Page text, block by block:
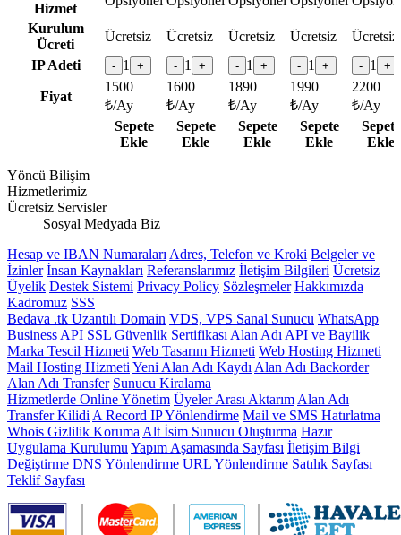
Hizmet
Kurulum
Ücreti
Ücretsiz Ücretsiz Ücretsiz Ücretsiz
Ücretsiz
IP Adeti
- 1 + - 1 + - 1 + - 1 + - 1 +
Fiyat
1500
₺/Ay
1600
₺/Ay
1890
₺/Ay
1990
₺/Ay
2200
₺/Ay
Sepete
Ekle
Sepete
Ekle
Sepete
Ekle
Sepete
Ekle
Sepete
Ekle
Yöncü Bilişim
Hizmetlerimiz
Ücretsiz Servisler
Sosyal Medyada Biz
Hesap ve IBAN Numaraları Adres, Telefon ve Kroki Belgeler ve
İzinler İnsan Kaynakları Referanslarımız İletişim Bilgileri Ücretsiz
Üyelik Destek Sistemi Privacy Policy Sözleşmeler Hakkımızda
Kadromuz SSS
Bedava .tk Uzantılı Domain VDS, VPS Sanal Sunucu WhatsApp
Business API SSL Güvenlik Sertifikası Alan Adı API ve Bayilik
Marka Tescil Hizmeti Web Tasarım Hizmeti Web Hosting Hizmeti
Mail Hosting Hizmeti Yeni Alan Adı Kaydı Alan Adı Backorder
Alan Adı Transfer Sunucu Kiralama
Hizmetlerde Online Yönetim Üyeler Arası Aktarım Alan Adı
Transfer Kilidi A Record IP Yönlendirme Mail ve SMS Hatırlatma
Whois Gizlilik Koruma Alt İsim Sunucu Oluşturma Hazır
Uygulama Kurulumu Yapım Aşamasında Sayfası İletişim Bilgi
Değiştirme DNS Yönlendirme URL Yönlendirme Satılık Sayfası
Teklif Sayfası